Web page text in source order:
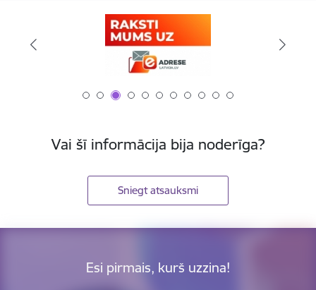
Vai šī informācija bija noderīga?
Sniegt atsauksmi
Esi pirmais, kurš uzzina!